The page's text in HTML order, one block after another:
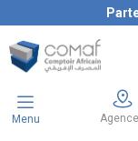
Menu